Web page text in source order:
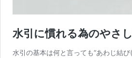
水引に慣れる為のやさ
水引の基本は何と言っても”あわじ結